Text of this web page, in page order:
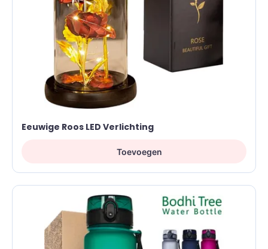
Eeuwige Roos LED Verlichting
Toevoegen